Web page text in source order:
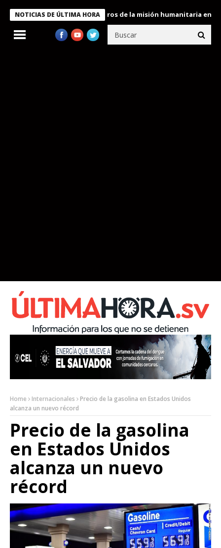
NOTICIAS DE ÚLTIMA HORA
Bukele condecora a miembros de la misión humanitaria enviada
Home Internacionales
Precio de la gasolina en Estados Unidos
alcanza un nuevo récord
Precio de la gasolina
en Estados Unidos
alcanza un nuevo
récord